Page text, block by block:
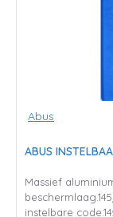
Abus
ABUS
Massief
instelbare